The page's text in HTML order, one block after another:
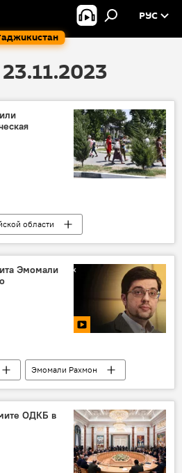
РУС
области
Таджикистан
Эмомали
Эмомали Рахмон
ОДКБ в